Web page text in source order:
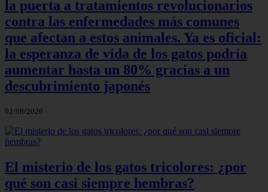
la puerta a tratamientos revolucionarios
contra las enfermedades más comunes
que afectan a estos animales. Ya es oficial:
la esperanza de vida de los gatos podría
aumentar hasta un 80% gracias a un
descubrimiento japonés
02/08/2026
El misterio de los gatos tricolores: ¿por
qué son casi siempre hembras?